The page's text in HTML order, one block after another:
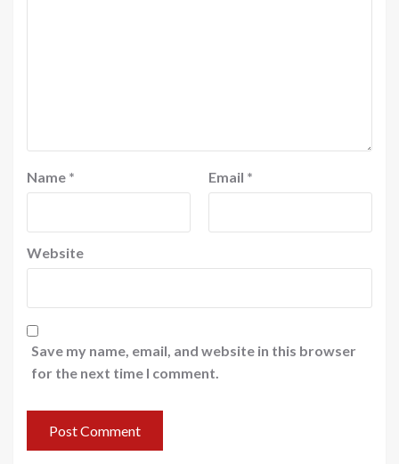
Name * Email *
Website
Save my name, email, and website in this browser
for the next time I comment.